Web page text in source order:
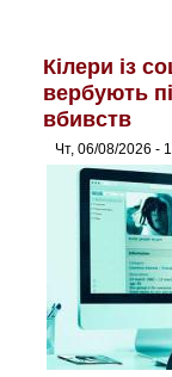
Кілери із
вербують
вбивств
Чт, 06/08/2026 -